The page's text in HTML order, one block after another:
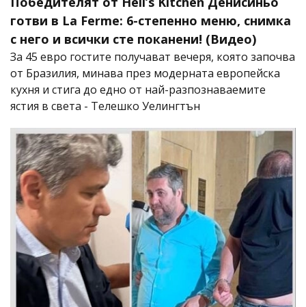
готви в La Ferme: 6-степенно меню, снимка
с него и всички сте поканени! (Видео)
За 45 евро гостите получават вечеря, която започва
от Бразилия, минава през модерната европейска
кухня и стига до едно от най-разпознаваемите
ястия в света - Телешко Уелингтън